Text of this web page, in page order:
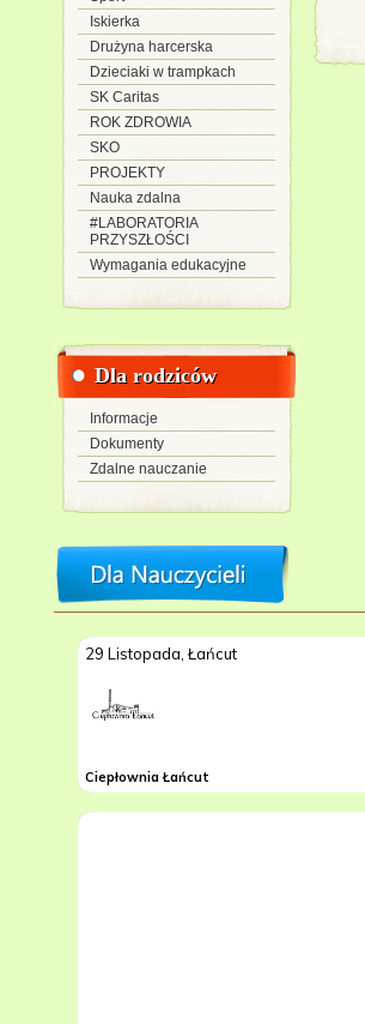
Iskierka
Drużyna harcerska
Dzieciaki w trampkach
SK Caritas
ROK ZDROWIA
SKO
PROJEKTY
Nauka zdalna
#LABORATORIA
PRZYSZŁOŚCI
Wymagania edukacyjne
Dla rodziców
Informacje
Dokumenty
Zdalne nauczanie